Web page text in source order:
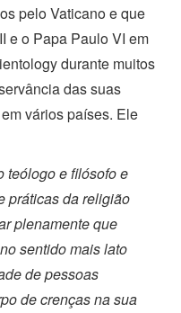
pelo Vaticano e que
e o Papa Paulo VI em
durante muitos
das suas
vários países. Ele
teólogo e filósofo e
práticas da religião
plenamente que
sentido mais lato
de pessoas
de crenças na sua